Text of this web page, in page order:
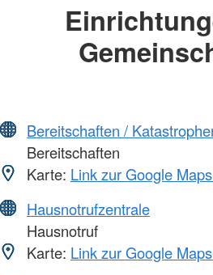
Bereitschaften /
Bereitschaften
Karte: Link zur Google
Hausnotrufzentrale
Hausnotruf
Karte: Link zur Google